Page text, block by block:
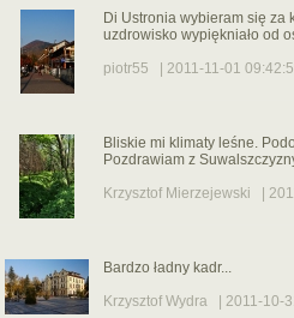
Di Ustronia wybieram się za
uzdrowisko wypiękniało od
piotr55 | 2011-11-01
Bliskie mi klimaty leśne.
Pozdrawiam z
Krzysztof Mierzejewski |
Bardzo ładny kadr...
Krzysztof Wydra | 2011-10-